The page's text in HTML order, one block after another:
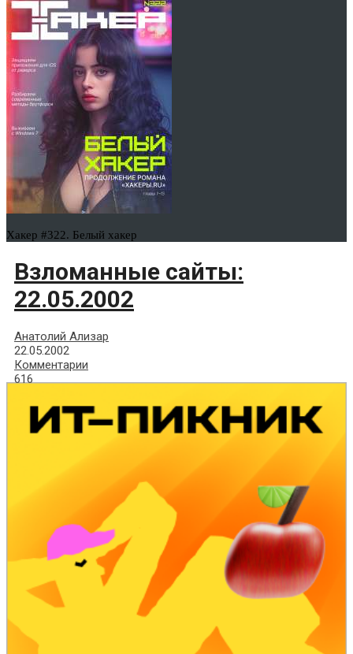
Хакер #322. Белый хакер
Взломанные сайты:
22.05.2002
Анатолий Ализар
22.05.2002
Комментарии
616